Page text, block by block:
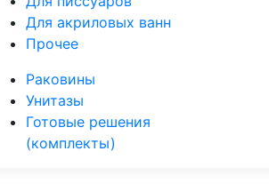
Для акриловых ванн
Прочее
Раковины
Унитазы
Готовые решения
(комплекты)